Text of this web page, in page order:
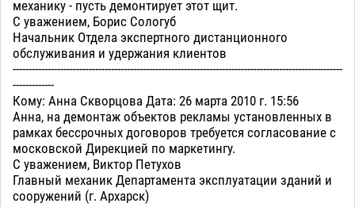
механику - пусть демонтирует этот щит.
С уважением, Борис Сологуб
Начальник Отдела экспертного дистанционного
обслуживания и удержания клиентов
--------------------------------------------------------------------------------------------------------
-------------
Кому: Анна Скворцова Дата: 26 марта 2010 г. 15:56
Анна, на демонтаж объектов рекламы установленных в
рамках бессрочных договоров требуется согласование с
московской Дирекцией по маркетингу.
С уважением, Виктор Петухов
Главный механик Департамента эксплуатации зданий и
сооружений (г. Архарск)